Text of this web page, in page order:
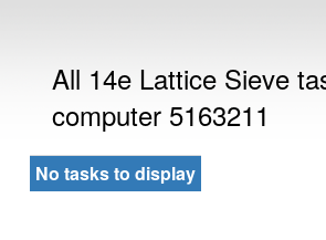
All 14e Lattice Sieve
computer 5163211
No tasks to display